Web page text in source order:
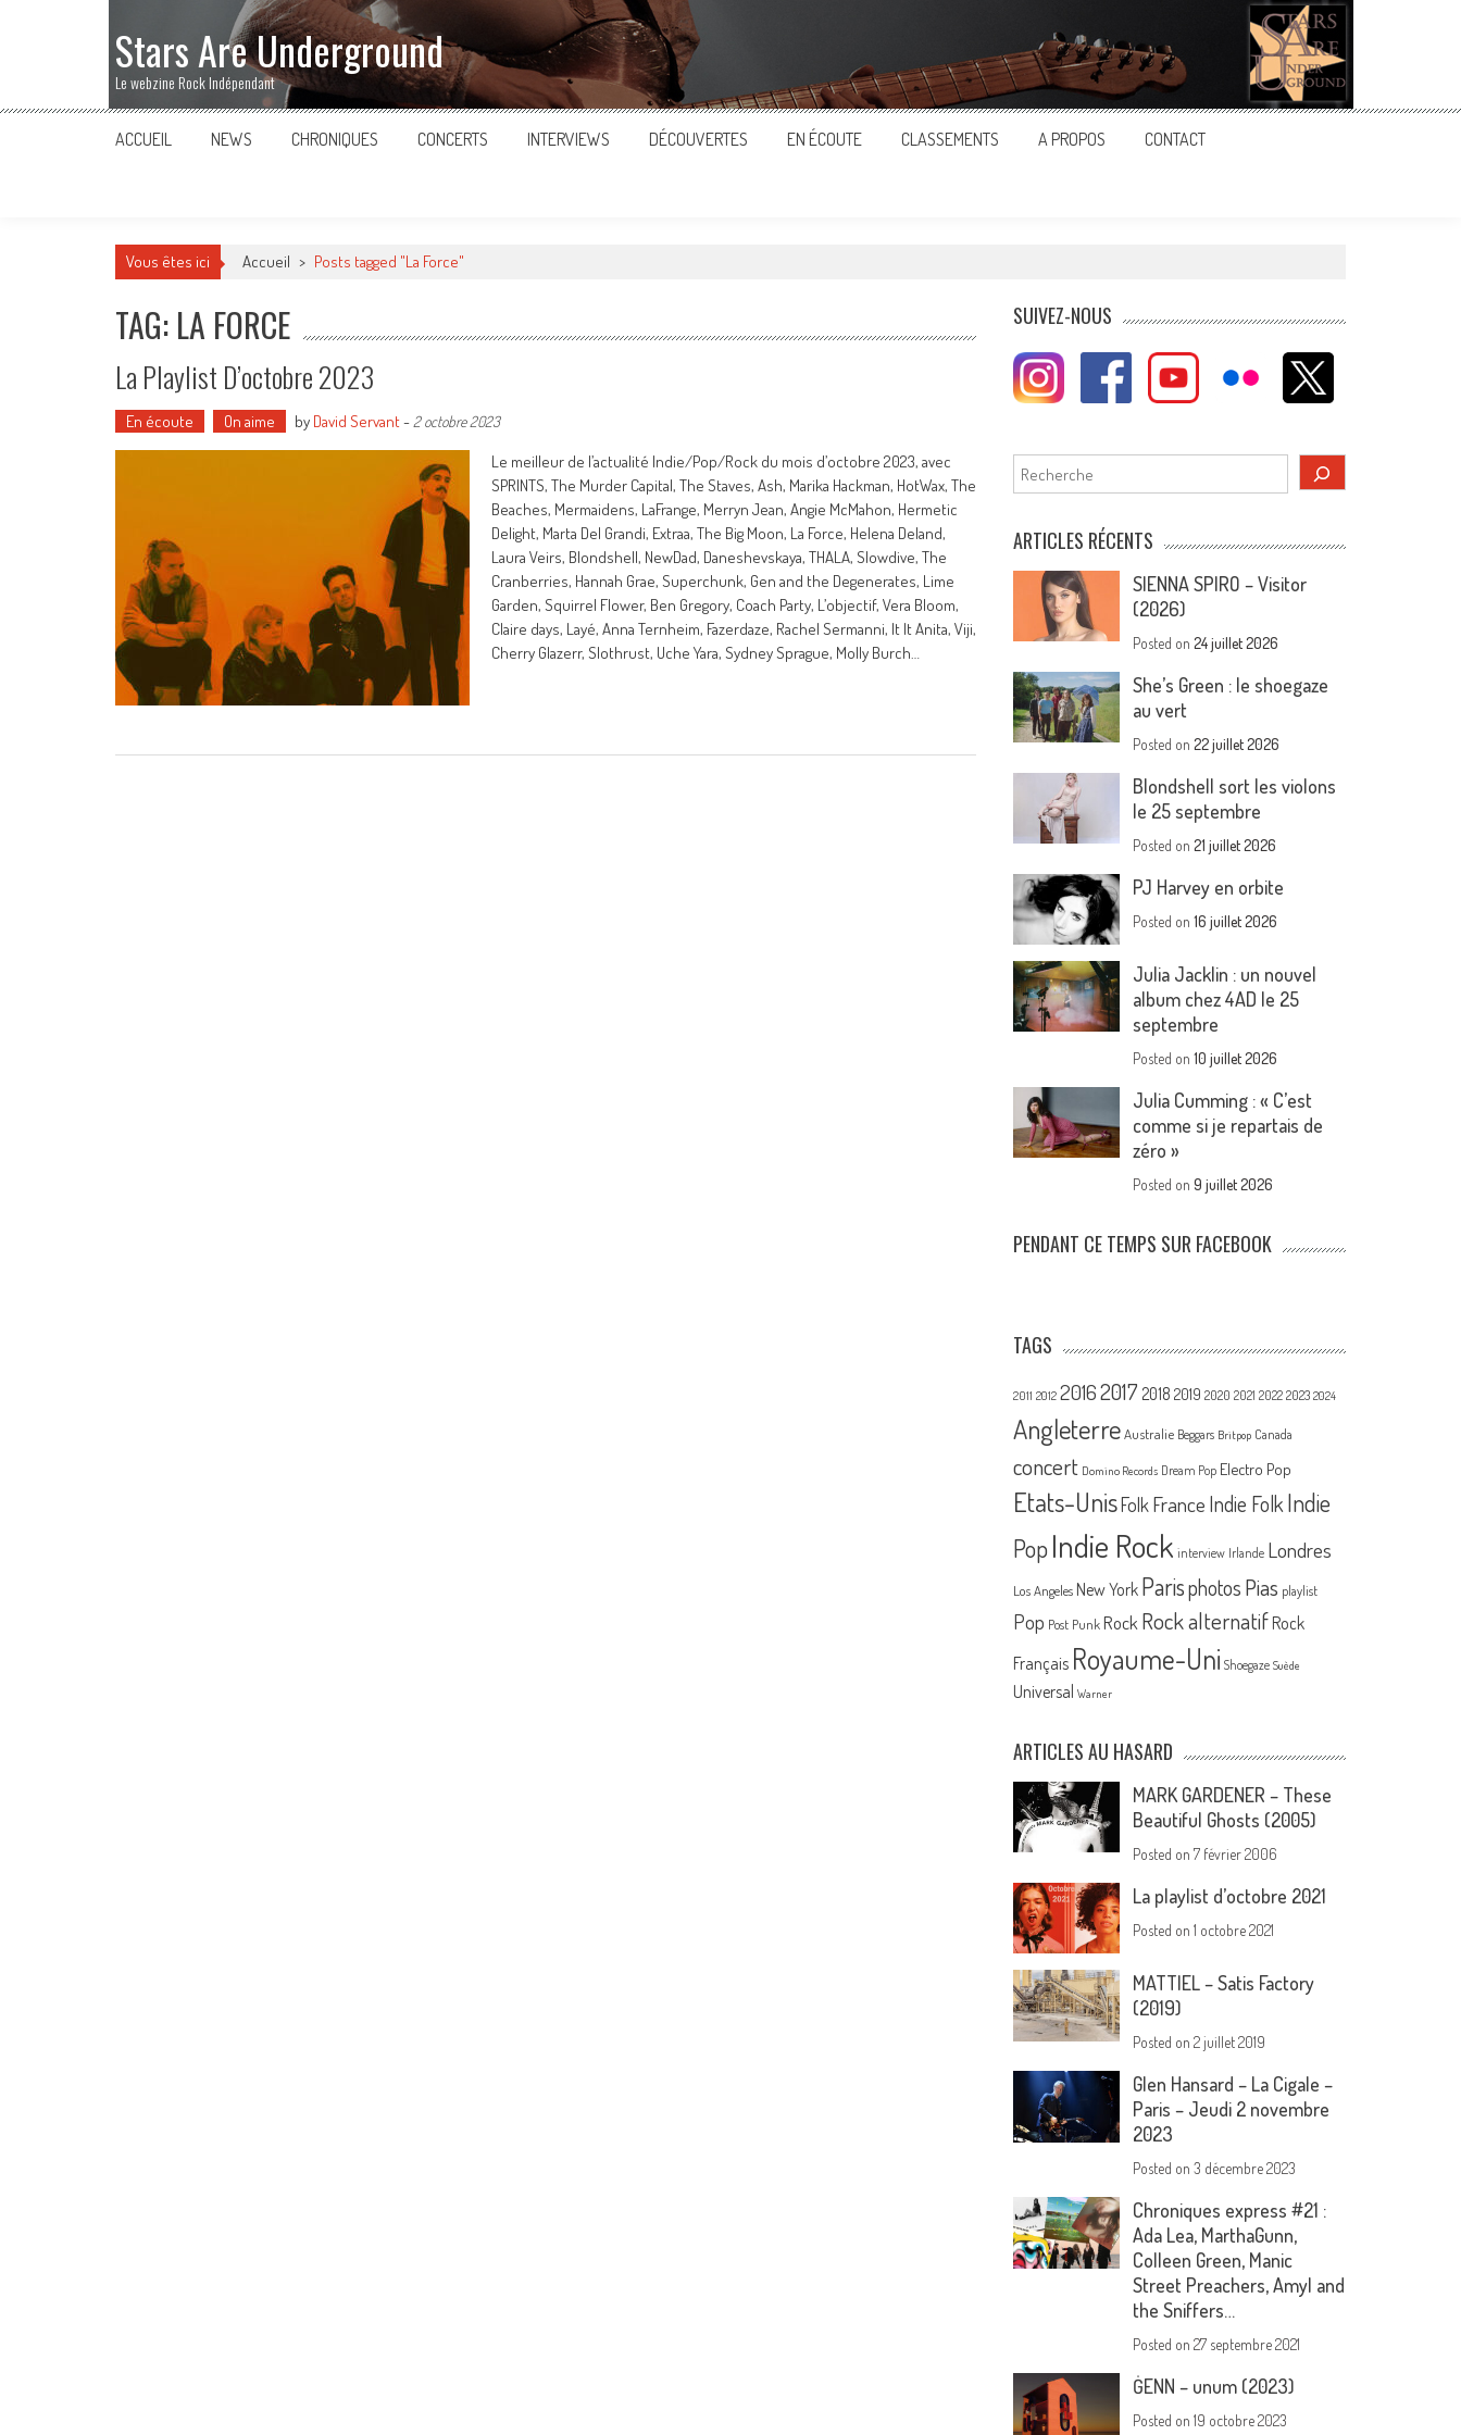
Stars Are Underground
Le webzine Rock Indépendant
ACCUEIL NEWS CHRONIQUES CONCERTS INTERVIEWS DÉCOUVERTES EN ÉCOUTE CLASSEMENTS A PROPOS CONTACT
Vous êtes ici Accueil > Posts tagged "La Force"
TAG: LA FORCE
La Playlist D’octobre 2023
En écoute On aime by David Servant- 2 octobre 2023
Le meilleur de l’actualité Indie/Pop/Rock du mois d’octobre 2023, avec
SPRINTS, The Murder Capital, The Staves, Ash, Marika Hackman, HotWax, The
Beaches, Mermaidens, LaFrange, Merryn Jean, Angie McMahon, Hermetic
Delight, Marta Del Grandi, Extraa, The Big Moon, La Force, Helena Deland,
Laura Veirs, Blondshell, NewDad, Daneshevskaya, THALA, Slowdive, The
Cranberries, Hannah Grae, Superchunk, Gen and the Degenerates, Lime
Garden, Squirrel Flower, Ben Gregory, Coach Party, L’objectif, Vera Bloom,
Claire days, Layé, Anna Ternheim, Fazerdaze, Rachel Sermanni, It It Anita, Viji,
Cherry Glazerr, Slothrust, Uche Yara, Sydney Sprague, Molly Burch…
SUIVEZ-NOUS
Rechercher
ARTICLES RÉCENTS
SIENNA SPIRO – Visitor
(2026)
Posted on24 juillet 2026
She’s Green : le shoegaze
au vert
Posted on22 juillet 2026
Blondshell sort les violons
le 25 septembre
Posted on21 juillet 2026
PJ Harvey en orbite
Posted on16 juillet 2026
Julia Jacklin : un nouvel
album chez 4AD le 25
septembre
Posted on10 juillet 2026
Julia Cumming : « C’est
comme si je repartais de
zéro »
Posted on9 juillet 2026
PENDANT CE TEMPS SUR FACEBOOK
TAGS
2011 2012 20162017 2018 2019 2020 2021 2022 2023 2024
Angleterre Australie Beggars Britpop Canada
concert Domino Records Dream Pop Electro Pop
Etats-UnisFolk France Indie FolkIndie
PopIndie Rock interview Irlande Londres
Los Angeles New York Parisphotos Pias playlist
Pop Post Punk Rock Rock alternatif Rock
Français Royaume-Uni Shoegaze Suède
Universal Warner
ARTICLES AU HASARD
MARK GARDENER – These
Beautiful Ghosts (2005)
Posted on7 février 2006
La playlist d’octobre 2021
Posted on1 octobre 2021
MATTIEL – Satis Factory
(2019)
Posted on2 juillet 2019
Glen Hansard – La Cigale –
Paris – Jeudi 2 novembre
2023
Posted on3 décembre 2023
Chroniques express #21 :
Ada Lea, MarthaGunn,
Colleen Green, Manic
Street Preachers, Amyl and
the Sniffers…
Posted on27 septembre 2021
ĠENN – unum (2023)
Posted on19 octobre 2023